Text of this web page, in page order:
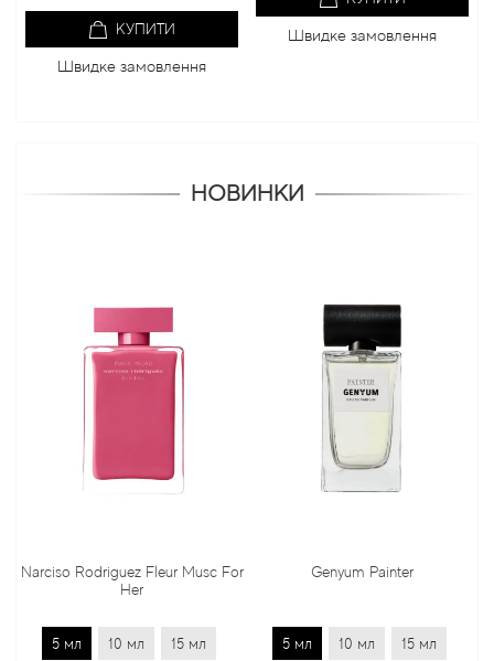
КУПИТИ
Швидке замовлення
Швидке замовлення
НОВИНКИ
Narciso Rodriguez Fleur Musc For
Her
5 мл 10 мл 15 мл
Genyum Painter
5 мл 10 мл 15 мл